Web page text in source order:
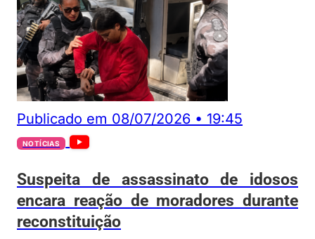
Publicado em 08/07/2026 • 19:45
NOTÍCIAS
Suspeita de assassinato de idosos
encara reação de moradores durante
reconstituição